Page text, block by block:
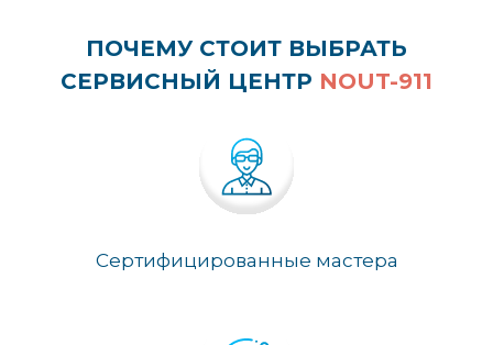
ПОЧЕМУ СТОИТ ВЫБРАТЬ
СЕРВИСНЫЙ ЦЕНТР NOUT-911
Сертифицированные мастера